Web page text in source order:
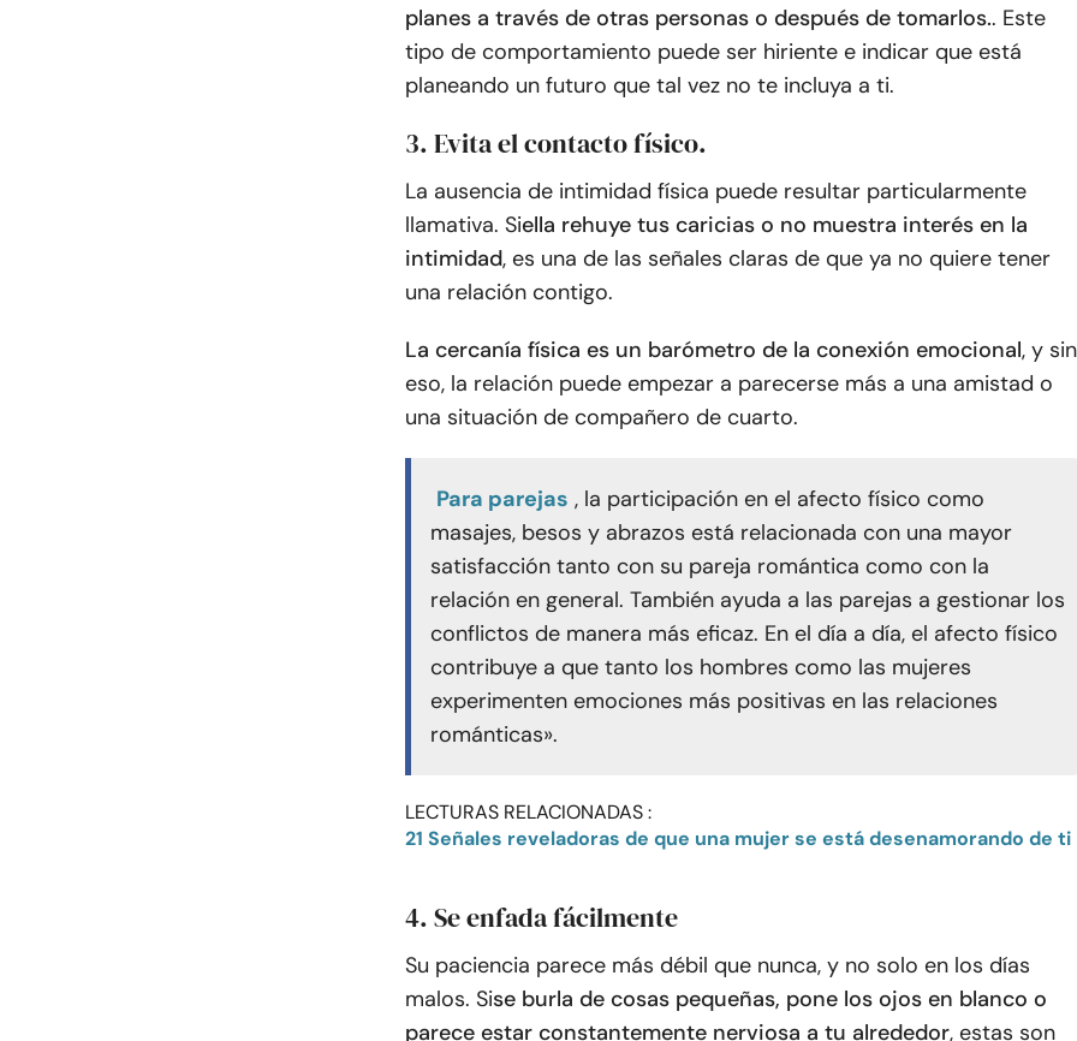
planes a través de otras personas o después de tomarlos.. Este
tipo de comportamiento puede ser hiriente e indicar que está
planeando un futuro que tal vez no te incluya a ti.
3. Evita el contacto físico.
La ausencia de intimidad física puede resultar particularmente
llamativa. Siella rehuye tus caricias o no muestra interés en la
intimidad, es una de las señales claras de que ya no quiere tener
una relación contigo.
La cercanía física es un barómetro de la conexión emocional, y sin
eso, la relación puede empezar a parecerse más a una amistad o
una situación de compañero de cuarto.
Para parejas , la participación en el afecto físico como
masajes, besos y abrazos está relacionada con una mayor
satisfacción tanto con su pareja romántica como con la
relación en general. También ayuda a las parejas a gestionar los
conflictos de manera más eficaz. En el día a día, el afecto físico
contribuye a que tanto los hombres como las mujeres
experimenten emociones más positivas en las relaciones
románticas».
LECTURAS RELACIONADAS :
21 Señales reveladoras de que una mujer se está desenamorando de ti
4. Se enfada fácilmente
Su paciencia parece más débil que nunca, y no solo en los días
malos. Sise burla de cosas pequeñas, pone los ojos en blanco o
parece estar constantemente nerviosa a tu alrededor, estas son